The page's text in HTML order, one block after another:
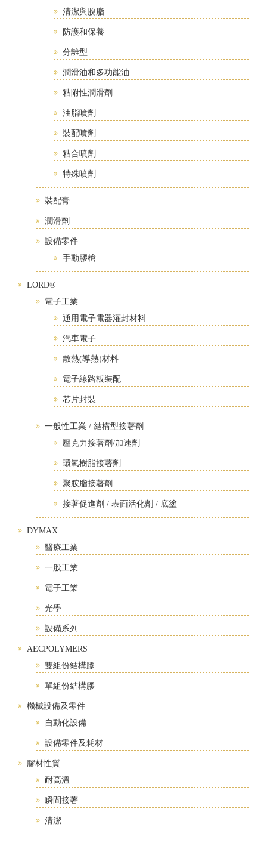
清潔與脫脂
防護和保養
分離型
潤滑油和多功能油
粘附性潤滑劑
油脂噴劑
裝配噴劑
粘合噴劑
特殊噴劑
裝配膏
潤滑劑
設備零件
手動膠槍
LORD®
電子工業
通用電子電器灌封材料
汽車電子
散熱(導熱)材料
電子線路板裝配
芯片封裝
一般性工業 / 結構型接著劑
壓克力接著劑/加速劑
環氧樹脂接著劑
聚胺脂接著劑
接著促進劑 / 表面活化劑 / 底塗
DYMAX
醫療工業
一般工業
電子工業
光學
設備系列
AECPOLYMERS
雙組份結構膠
單組份結構膠
機械設備及零件
自動化設備
設備零件及耗材
膠材性質
耐高溫
瞬間接著
清潔